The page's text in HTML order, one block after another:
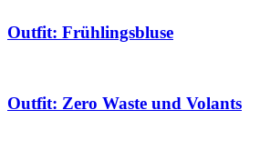
Outfit: Frühlingsbluse
Outfit: Zero Waste und Volants